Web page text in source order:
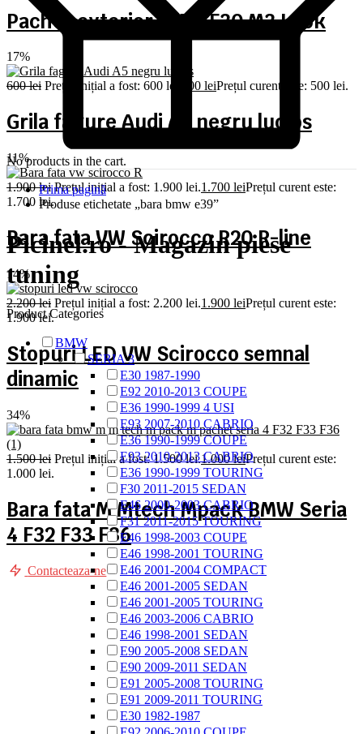
Pachet exterior BMW F30 M3 Look
17%
600lei Prețul inițial a fost: 600 lei. 500 leiPrețul curent este: 500 lei.
Grila fagure Audi A5 negru lucios
11%
1.900lei Prețul inițial a fost: 1.900 lei.1.700 leiPrețul curent este:
1.700 lei.
Bara fata VW Scirocco R20 R-line
14%
2.200lei Prețul inițial a fost: 2.200 lei.1.900 leiPrețul curent este:
1.900 lei.
Stopuri LED VW Scirocco semnal
dinamic
34%
1.500lei Prețul inițial a fost: 1.500 lei.1.000leiPrețul curent este:
1.000 lei.
Bara fata M Mtech Mpack BMW Seria
4 F32 F33 F36
Contacteaza-ne
No products in the cart.
Prima pagină
Produse etichetate „bara bmw e39”
Picinel.ro - Magazin piese
tuning
Product Categories
BMW
SERIA 3
E30 1987-1990
E92 2010-2013 COUPE
E36 1990-1999 4 USI
E93 2007-2010 CABRIO
E36 1990-1999 COUPE
E93 2010-2013 CABRIO
E36 1990-1999 TOURING
F30 2011-2015 SEDAN
E46 2000-2003 CABRIO
F31 2011-2015 TOURING
E46 1998-2003 COUPE
E46 1998-2001 TOURING
E46 2001-2004 COMPACT
E46 2001-2005 SEDAN
E46 2001-2005 TOURING
E46 2003-2006 CABRIO
E46 1998-2001 SEDAN
E90 2005-2008 SEDAN
E90 2009-2011 SEDAN
E91 2005-2008 TOURING
E91 2009-2011 TOURING
E30 1982-1987